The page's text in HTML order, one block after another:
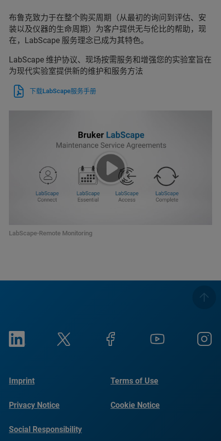
布鲁克致力于在整个购买周期（从最初的询问到评估、安
装以及仪器的生命周期）为客户提供无与伦比的帮助，现
在，LabScape 服务理念已成为其特色。
LabScape 维护协议、现场按需服务和增强您的实验室旨在
为现代实验室提供新的维护和服务方法
下载LabScape服务手册
LabScape-Remote Monitoring
Imprint Terms of Use
Privacy Notice Cookie Notice
Social Responsibility